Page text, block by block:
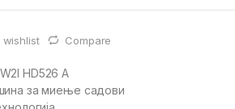
wishlist Compare
HD526 A
за миење садови